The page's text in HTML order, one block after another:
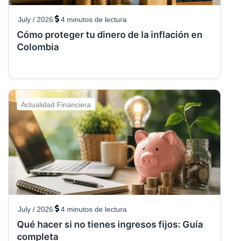
July / 2026 4 minutos de lectura
Cómo proteger tu dinero de la inflación en
Colombia
Actualidad Financiera
July / 2026 4 minutos de lectura
Qué hacer si no tienes ingresos fijos: Guía
completa